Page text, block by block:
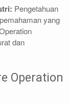
Pengetahuan
yang
dan
Operation